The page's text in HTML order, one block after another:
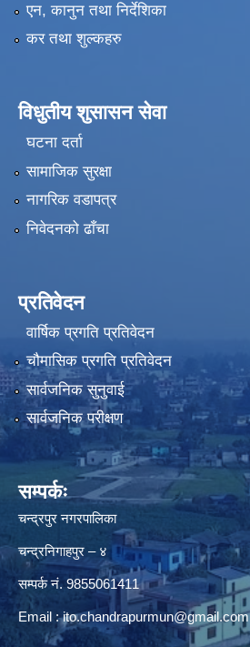
एन, कानुन तथा निर्देशिका
कर तथा शुल्कहरु
विधुतीय शुसासन सेवा
घटना दर्ता
सामाजिक सुरक्षा
नागरिक वडापत्र
निवेदनको ढाँचा
प्रतिवेदन
वार्षिक प्रगति प्रतिवेदन
चौमासिक प्रगति प्रतिवेदन
सार्वजनिक सुनुवाई
सार्वजनिक परीक्षण
सम्पर्कः
चन्द्रपुर नगरपालिका
चन्द्रनिगाहपुर – ४
सम्पर्क नं. 9855061411
Email :ito.chandrapurmun@gmail.com